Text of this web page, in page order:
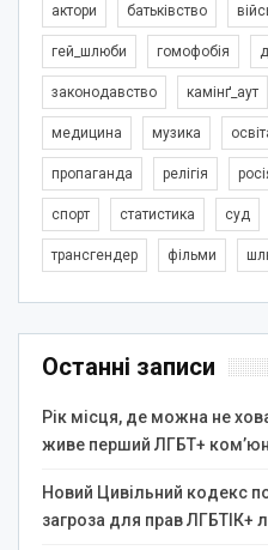
актори батьківство
гей_шлюби гомофобія
законодавство камінґ_аут
медицина музика
пропаганда релігія
спорт статистика суд
трансгендер фільми
Останні записи
Рік місця, де можна не
живе перший ЛГБТ+
Новий Цивільний кодекс
загроза для прав ЛГБТІК+